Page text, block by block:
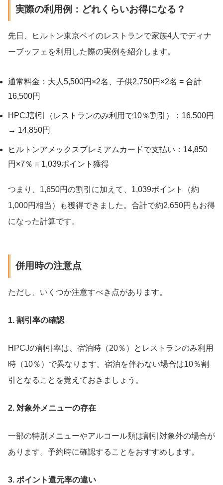
実際の利用例：どれくらいお得になる？
先日、ヒルトン東京ベイのレストランで家族4人でディナ
ーブッフェを利用した際の実例を紹介します。
通常料金：大人5,500円×2名、子供2,750円×2名 = 合計
16,500円
HPCJ割引（レストランのみ利用で10％割引）：16,500円
→ 14,850円
ヒルトンアメックスプレミアムカードで支払い：14,850
円×7％ = 1,039ポイント獲得
つまり、1,650円の割引に加えて、1,039ポイント（約
1,000円相当）も獲得できました。合計で約2,650円もお得
になった計算です。
併用時の注意点
ただし、いくつか注意すべき点があります。
1. 割引率の確認
HPCJの割引率は、宿泊時（20％）とレストランのみ利用
時（10％）で異なります。宿泊を伴わない場合は10％割
引となることを覚えておきましょう。
2. 対象外メニューの存在
一部の特別メニューやアルコール類は割引対象外の場合が
あります。予約時に確認することをおすすめします。
3. ポイント還元率の違い